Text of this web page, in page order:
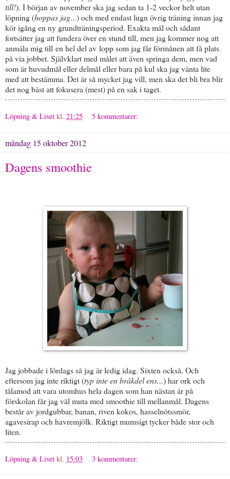
till!). I början av november ska jag sedan ta 1-2 veckor helt utan
löpning (hoppas jag...) och med endast lugn övrig träning innan jag
kör igång en ny grundträningsperiod. Exakta mål och sådant
fortsätter jag att fundera över en stund till, men jag kommer nog att
anmäla mig till en hel del av lopp som jag får förmånen att få plats
på via jobbet. Självklart med målet att även springa dem, men vad
som är huvudmål eller delmål eller bara på kul ska jag vänta lite
med att bestämma. Det är så mycket jag vill, men ska det bli bra blir
det nog bäst att fokusera (mest) på en sak i taget.
Löpning & Livet kl. 21:25 5 kommentarer:
måndag 15 oktober 2012
Dagens smoothie
Jag jobbade i lördags så jag är ledig idag. Sixten också. Och
eftersom jag inte riktigt (typ inte en bråkdel ens...) har ork och
tålamod att vara utomhus hela dagen som han nästan är på
förskolan får jag väl muta med smoothie till mellanmål. Dagens
består av jordgubbar, banan, riven kokos, hasselnötssmör,
agavesirap och havremjölk. Riktigt mumsigt tycker både stor och
liten.
Löpning & Livet kl. 15:03 3 kommentarer: